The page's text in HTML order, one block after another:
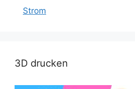
Strom
3D drucken